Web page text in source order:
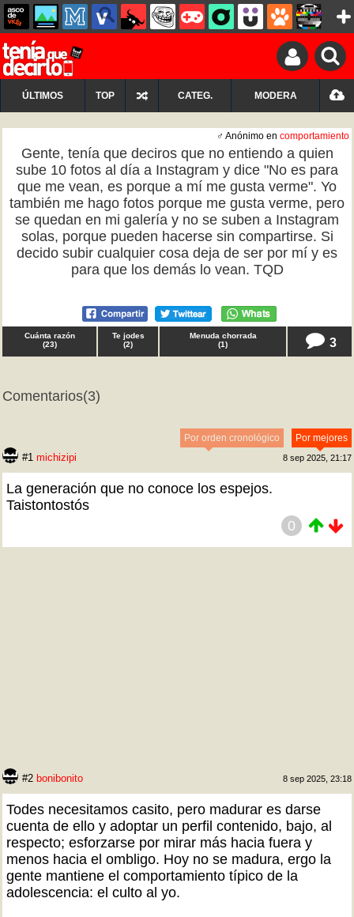
ÚLTIMOS TOP CATEG. MODERA
♂ Anónimo en comportamiento
Gente, tenía que deciros que no entiendo a quien
sube 10 fotos al día a Instagram y dice "No es para
que me vean, es porque a mí me gusta verme". Yo
también me hago fotos porque me gusta verme, pero
se quedan en mi galería y no se suben a Instagram
solas, porque pueden hacerse sin compartirse. Si
decido subir cualquier cosa deja de ser por mí y es
para que los demás lo vean. TQD
Cuánta razón
(23)
Te jodes
(2)
Menuda chorrada
(1) 3
Comentarios(3)
Por mejores
Por orden cronológico
#1 michizipi 8 sep 2025, 21:17
La generación que no conoce los espejos.
Taistontostós
0
#2 bonibonito 8 sep 2025, 23:18
Todes necesitamos casito, pero madurar es darse
cuenta de ello y adoptar un perfil contenido, bajo, al
respecto; esforzarse por mirar más hacia fuera y
menos hacia el ombligo. Hoy no se madura, ergo la
gente mantiene el comportamiento típico de la
adolescencia: el culto al yo.